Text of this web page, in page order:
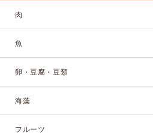
肉
魚
卵・豆腐・豆類
海藻
フルーツ